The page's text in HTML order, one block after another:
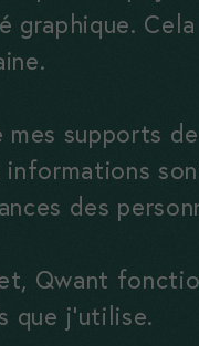
mes supports
des
Qwant
que j’utilise.